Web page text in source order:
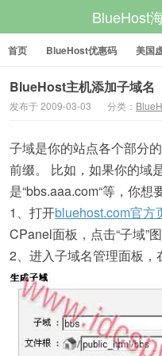
BlueHost
首页 BlueHost优惠码 美国
美国VPS 美国服务器
BlueHost主机添加子域名
发布于 2009-03-03 分类：
子域是你的站点各个部分
前缀。 比如，如果你的域
是“bbs.aaa.com“等，你想
1、打开bluehost.com官方
CPanel面板，点击“子域”图
2、进入子域名管理面板，